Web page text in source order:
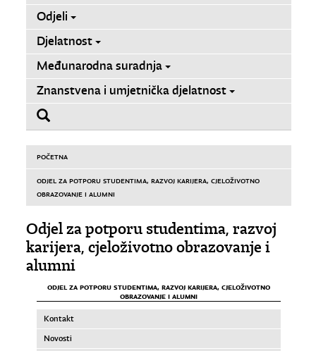
Odjeli
Djelatnost
Međunarodna suradnja
Znanstvena i umjetnička djelatnost
POČETNA
ODJEL ZA POTPORU STUDENTIMA, RAZVOJ KARIJERA, CJELOŽIVOTNO
OBRAZOVANJE I ALUMNI
Odjel za potporu studentima, razvoj
karijera, cjeloživotno obrazovanje i
alumni
ODJEL ZA POTPORU STUDENTIMA, RAZVOJ KARIJERA, CJELOŽIVOTNO
OBRAZOVANJE I ALUMNI
Kontakt
Novosti